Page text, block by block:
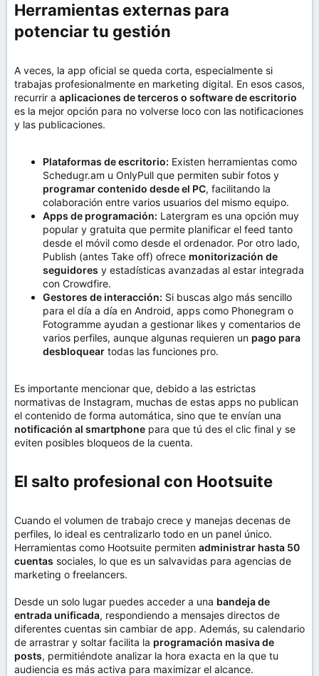
Herramientas externas para
potenciar tu gestión​
A veces, la app oficial se queda corta, especialmente si
trabajas profesionalmente en marketing digital. En esos casos,
recurrir a aplicaciones de terceros o software de escritorio
es la mejor opción para no volverse loco con las notificaciones
y las publicaciones.
Plataformas de escritorio: Existen herramientas como
Schedugr.am u OnlyPull que permiten subir fotos y
programar contenido desde el PC, facilitando la
colaboración entre varios usuarios del mismo equipo.
Apps de programación: Latergram es una opción muy
popular y gratuita que permite planificar el feed tanto
desde el móvil como desde el ordenador. Por otro lado,
Publish (antes Take off) ofrece monitorización de
seguidores y estadísticas avanzadas al estar integrada
con Crowdfire.
Gestores de interacción: Si buscas algo más sencillo
para el día a día en Android, apps como Phonegram o
Fotogramme ayudan a gestionar likes y comentarios de
varios perfiles, aunque algunas requieren un pago para
desbloquear todas las funciones pro.
Es importante mencionar que, debido a las estrictas
normativas de Instagram, muchas de estas apps no publican
el contenido de forma automática, sino que te envían una
notificación al smartphone para que tú des el clic final y se
eviten posibles bloqueos de la cuenta.
El salto profesional con Hootsuite​
Cuando el volumen de trabajo crece y manejas decenas de
perfiles, lo ideal es centralizarlo todo en un panel único.
Herramientas como Hootsuite permiten administrar hasta 50
cuentas sociales, lo que es un salvavidas para agencias de
marketing o freelancers.
Desde un solo lugar puedes acceder a una bandeja de
entrada unificada, respondiendo a mensajes directos de
diferentes cuentas sin cambiar de app. Además, su calendario
de arrastrar y soltar facilita la programación masiva de
posts, permitiéndote analizar la hora exacta en la que tu
audiencia es más activa para maximizar el alcance.